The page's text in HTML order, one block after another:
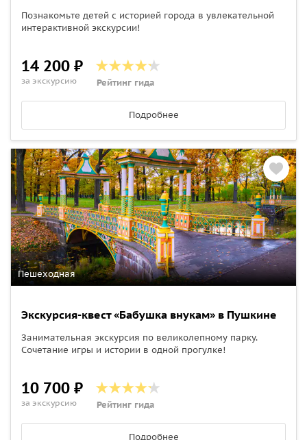
Познакомьте детей с историей города в увлекательной
интерактивной экскурсии!
14 200 ₽
за экскурсию Рейтинг гида
Подробнее
Пешеходная
Экскурсия-квест «Бабушка внукам» в Пушкине
Занимательная экскурсия по великолепному парку.
Сочетание игры и истории в одной прогулке!
10 700 ₽
за экскурсию Рейтинг гида
Подробнее